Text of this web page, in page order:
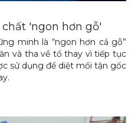
'ngon hơn gỗ'
minh là “ngon hơn cả gỗ”
và tha về tổ thay vì tiếp tục
sử dụng để diệt mối tận gốc